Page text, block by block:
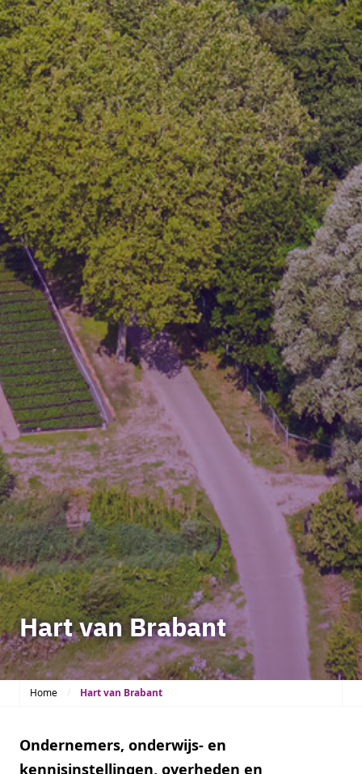
Hart van Brabant
Home Hart van Brabant
Ondernemers, onderwijs- en
kennisinstellingen, overheden en